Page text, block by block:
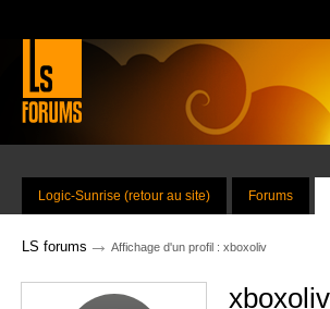
Logic-Sunrise (retour au site) Forums
LS forums → Affichage d'un profil : xboxoliv
xboxoliv